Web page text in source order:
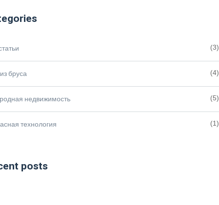
(3)
бруса (4)
недвижимость (5)
технология (1)
posts